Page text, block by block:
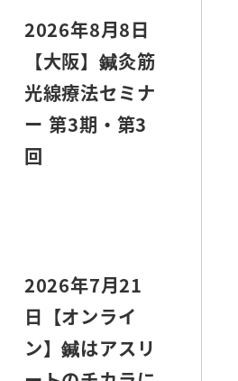
2026年8月8日
【大阪】鍼灸筋
光線療法セミナ
ー 第3期・第3
回
2026年7月21
日【オンライ
ン】鍼はアスリ